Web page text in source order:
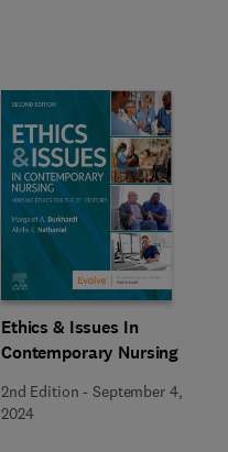
Ethics & Issues In
Contemporary Nursing
2nd Edition -September 4,
2024